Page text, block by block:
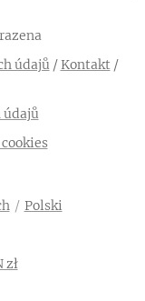
údajů /Kontakt/
údajů
Polski
zł